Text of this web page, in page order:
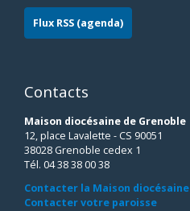
Flux RSS (agenda)
Contacts
Maison diocésaine de Grenoble
12, place Lavalette - CS 90051
38028 Grenoble cedex 1
Tél. 04 38 38 00 38
Contacter la Maison diocésaine
Contacter votre paroisse